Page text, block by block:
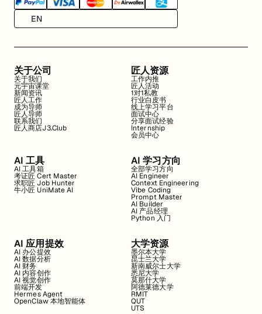
EN
关于公司
关于我们
元宇宙课堂
新闻资讯
匠人工作
成为导师
匠人导师
联系我们
匠人商店J3.Club
匠人资源
工作内推
匠人活动
1对1私教
行业白皮书
线上学习平台
面试中心
分享面试经验
Internship
会员中心
AI 工具
AI 工具箱
考证匠 Cert Master
求职匠 Job Hunter
牛小匠 UniMate AI
AI 学习方向
全部学习方向
AI Engineer
Context Engineering
Vibe Coding
Prompt Master
AI Builder
AI 产品经理
Python 入门
AI 应用提效
AI 办公提效
AI 数据分析
AI 财务
AI 内容创作
AI 视觉创作
前端开发
Hermes Agent
OpenClaw 本地智能体
大学资源
墨尔本大学
昆士兰大学
新南威尔士大学
悉尼大学
莫那什大学
阿德莱德大学
RMIT
QUT
UTS